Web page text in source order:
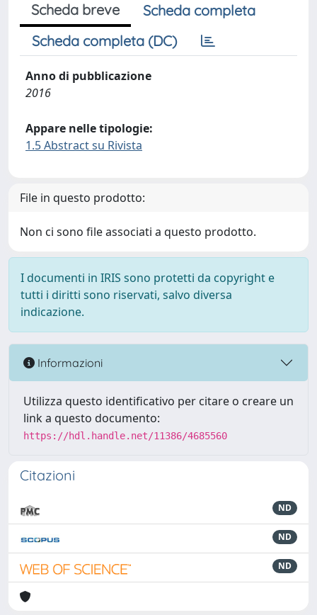
Scheda breve
Scheda completa
Scheda completa (DC)
Anno di pubblicazione
2016
Appare nelle tipologie:
1.5 Abstract su Rivista
File in questo prodotto:
Non ci sono file associati a questo prodotto.
I documenti in IRIS sono protetti da copyright e
tutti i diritti sono riservati, salvo diversa
indicazione.
Informazioni
Utilizza questo identificativo per citare o creare un
link a questo documento:
https://hdl.handle.net/11386/4685560
Citazioni
ND
ND
ND